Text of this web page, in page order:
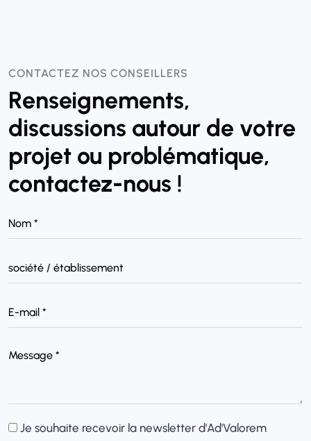
CONTACTEZ NOS CONSEILLERS
Renseignements,
discussions autour de votre
projet ou problématique,
contactez-nous !
Je souhaite recevoir la newsletter d'Ad'Valorem